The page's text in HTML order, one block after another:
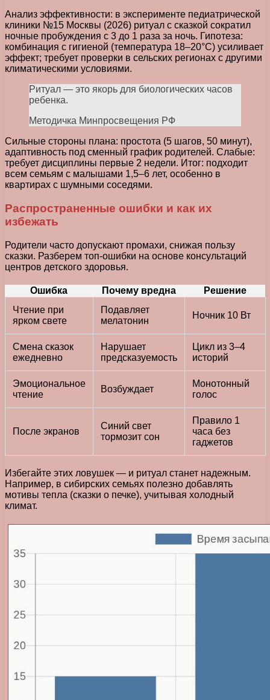
Анализ эффективности: в эксперименте педиатрической
клиники №15 Москвы (2026) ритуал с сказкой сократил
ночные пробуждения с 3 до 1 раза за ночь. Гипотеза:
комбинация с гигиеной (температура 18–20°C) усиливает
эффект; требует проверки в сельских регионах с другими
климатическими условиями.
Ритуал — это якорь для биологических часов
ребенка.
Методичка Минпросвещения РФ
Сильные стороны плана: простота (5 шагов, 50 минут),
адаптивность под сменный график родителей. Слабые:
требует дисциплины первые 2 недели. Итог: подходит
всем семьям с малышами 1,5–6 лет, особенно в
квартирах с шумными соседями.
Распространенные ошибки и как их
избежать
Родители часто допускают промахи, снижая пользу
сказки. Разберем топ-ошибки на основе консультаций
центров детского здоровья.
Ошибка Почему вредна
Решение
Чтение при
ярком свете
Подавляет
мелатонин
Ночник 10 Вт
Смена сказок
ежедневно
Нарушает
предсказуемость
Цикл из 3–4
историй
Эмоциональное
чтение
Возбуждает
Монотонный
голос
После экранов
Синий свет
тормозит сон
Правило 1
часа без
гаджетов
Избегайте этих ловушек — и ритуал станет надежным.
Например, в сибирских семьях полезно добавлять
мотивы тепла (сказки о печке), учитывая холодный
климат.